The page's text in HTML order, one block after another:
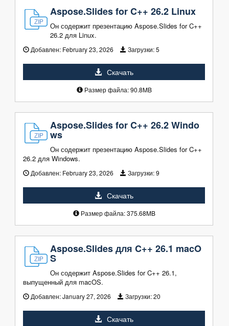
Aspose.Slides for C++ 26.2 Linux
Он содержит презентацию Aspose.Slides for C++
26.2 для Linux.
Добавлен: February 23, 2026 Загрузки:5
Скачать
Размер файла: 90.8MB
Aspose.Slides for C++ 26.2 Windo
ws
Он содержит презентацию Aspose.Slides for C++
26.2 для Windows.
Добавлен: February 23, 2026 Загрузки:9
Скачать
Размер файла: 375.68MB
Aspose.Slides для C++ 26.1 macO
S
Он содержит Aspose.Slides for C++ 26.1,
выпущенный для macOS.
Добавлен:January 27, 2026 Загрузки:20
Скачать